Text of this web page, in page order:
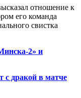
отношение к
его команда
свистка
2» и
с дракой в матче